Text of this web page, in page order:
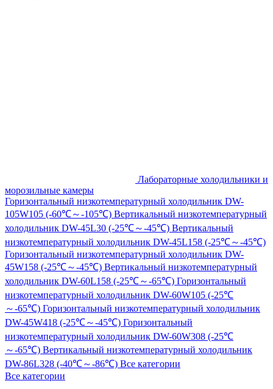
Лабораторные холодильники и
морозильные камеры
Горизонтальный низкотемпературный холодильник DW-
105W105 (-60℃～-105℃) Вертикальный низкотемпературный
холодильник DW-45L30 (-25℃～-45℃) Вертикальный
низкотемпературный холодильник DW-45L158 (-25℃～-45℃)
Горизонтальный низкотемпературный холодильник DW-
45W158 (-25℃～-45℃) Вертикальный низкотемпературный
холодильник DW-60L158 (-25℃～-65℃) Горизонтальный
низкотемпературный холодильник DW-60W105 (-25℃
～-65℃) Горизонтальный низкотемпературный холодильник
DW-45W418 (-25℃～-45℃) Горизонтальный
низкотемпературный холодильник DW-60W308 (-25℃
～-65℃) Вертикальный низкотемпературный холодильник
DW-86L328 (-40℃～-86℃) Все категории
Все категории